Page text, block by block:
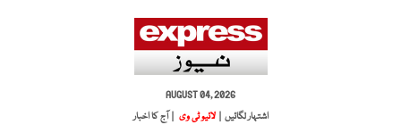
AUGUST 04, 2026
اشتہار لگائیں |
لائیو ٹی وی | آج کا اخبار